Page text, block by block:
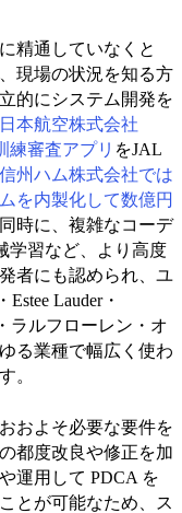
精通していなくと
現場の状況を知る方
的にシステム開発を
日本航空株式会社
練審査アプリ をJAL
信州ハム株式会社では
を内製化して数億円
時に、複雑なコーデ
学習など、より高度
者にも認められ、ユ
Lauder・
ラルフローレン・オ
る業種で幅広く使わ
。
およそ必要な要件を
都度改良や修正を加
運用して PDCA を
とが可能なため、ス